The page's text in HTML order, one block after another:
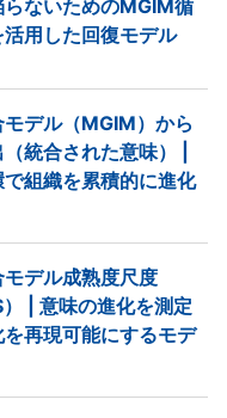
らないためのMGIM循
用した回復モデル
デル（MGIM）から
統合された意味） |
組織を累積的に進化
デル成熟度尺度
） | 意味の進化を測定
を再現可能にするモデ